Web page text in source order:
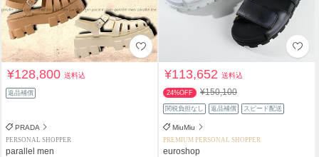
¥128,800送料込
返品補償
PRADA
PERSONAL SHOPPER
parallel men
¥113,652送料込
24%OFF ¥150,100
関税負担なし 返品補償 スピード配送
MiuMiu
PREMIUM PERSONAL SHOPPER
euroshop